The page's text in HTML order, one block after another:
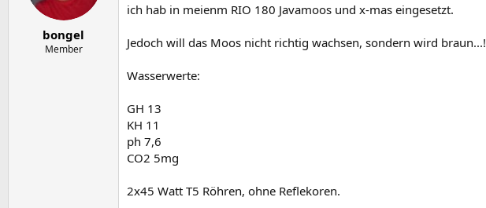
m
bongel
Member
ich hab in meienm RIO 180 Javamoos und x-mas eingesetzt.
Jedoch will das Moos nicht richtig wachsen, sondern wird braun...!
Wasserwerte:
GH 13
KH 11
ph 7,6
CO2 5mg
2x45 Watt T5 Röhren, ohne Reflekoren.